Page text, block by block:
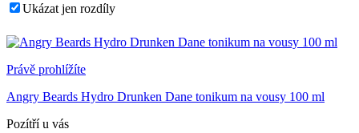
Ukázat jen rozdíly
Právě prohlížíte
Angry Beards Hydro Drunken Dane tonikum na vousy 100 ml
Pozítří u vás